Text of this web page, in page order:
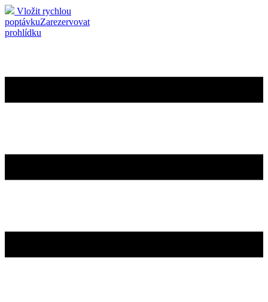
Vložit rychlou
poptávkuZarezervovat
prohlídku